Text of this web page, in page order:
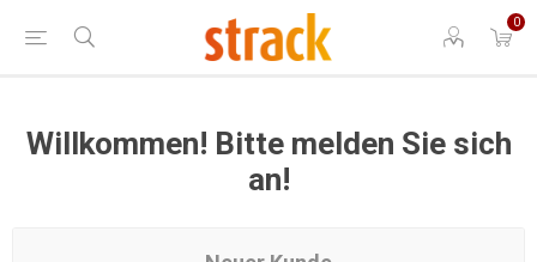
0
Willkommen! Bitte melden Sie sich
an!